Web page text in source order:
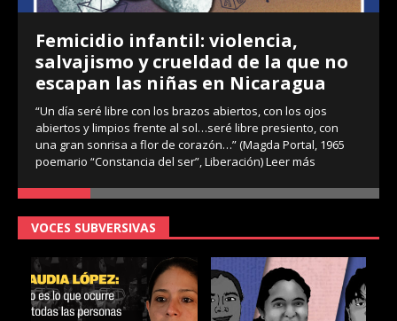
Femicidio infantil: violencia,
salvajismo y crueldad de la que no
escapan las niñas en Nicaragua
“Un día seré libre con los brazos abiertos, con los ojos
abiertos y limpios frente al sol…seré libre presiento, con
una gran sonrisa a flor de corazón…” (Magda Portal, 1965
poemario “Constancia del ser”, Liberación)Leer más
VOCES SUBVERSIVAS